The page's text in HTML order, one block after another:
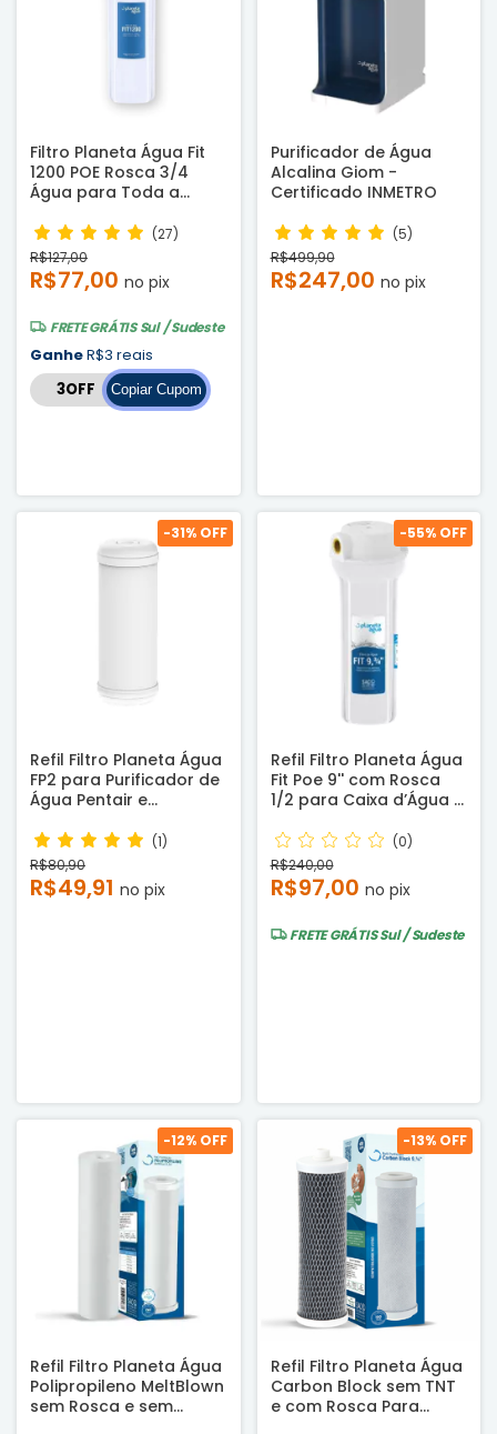
Filtro Planeta Água Fit
1200 POE Rosca 3/4
Água para Toda a
(27)
R$127,00
R$77,00 no pix
FRETE GRÁTISSul / Sudeste
GanheR$3 reais
Copiar Cupom
Purificador de Água
Alcalina Giom -
Certificado INMETRO
(5)
R$499,90
R$247,00 no pix
-31% OFF
Refil Filtro Planeta Água
FP2 para Purificador de
Água Pentair e
Compatível
(1)
R$80,90
R$49,91 no pix
-55% OFF
Refil Filtro Planeta Água
Fit Poe 9'' com Rosca
1/2 para Caixa d’Água e
(0)
R$240,00
R$97,00 no pix
FRETE GRÁTISSul / Sudeste
-12% OFF
Refil Filtro Planeta Água
Polipropileno MeltBlown
sem Rosca e sem
-13% OFF
Refil Filtro Planeta Água
Carbon Block sem TNT
e com Rosca Para